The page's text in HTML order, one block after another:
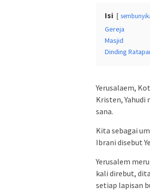
Isi
Gereja
Masjid
Dinding
Yerusalaem,
Kristen, Yahudi
sana.
Kita sebagai
Ibrani disebut
Yerusalem
kali direbut,
setiap lapisan